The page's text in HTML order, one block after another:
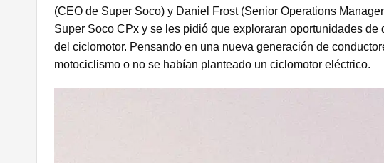
(CEO de Super Soco) y Daniel Frost (Senior Operations
Super Soco CPx y se les pidió que exploraran oportunidades
del ciclomotor. Pensando en una nueva generación de
motociclismo o no se habían planteado un ciclomotor eléctrico.